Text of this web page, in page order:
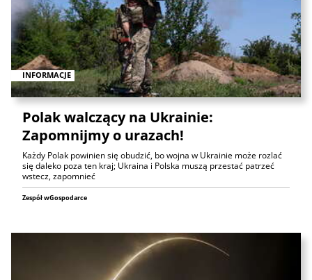
INFORMACJE
Polak walczący na Ukrainie:
Zapomnijmy o urazach!
Każdy Polak powinien się obudzić, bo wojna w Ukrainie może rozlać
się daleko poza ten kraj; Ukraina i Polska muszą przestać patrzeć
wstecz, zapomnieć
Zespół wGospodarce